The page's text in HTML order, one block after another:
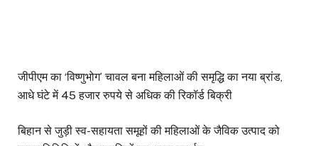
जीपीएम का ‘विष्णुभोग’ चावल बना महिलाओं की समृद्धि का नया ब्रांड,
आधे घंटे में 45 हजार रुपये से अधिक की रिकॉर्ड बिक्री
बिहान से जुड़ी स्व-सहायता समूहों की महिलाओं के जैविक उत्पाद को